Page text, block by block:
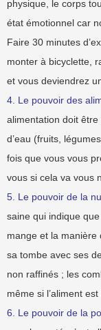
physique, le corps
état émotionnel car
Faire 30 minutes
monter à bicyclette,
et vous deviendrez
4. Le pouvoir des
alimentation doit être
d’eau (fruits,
fois que vous vous
vous si cela va vous
5. Le pouvoir de la
saine qui indique
mange et la
sa tombe avec ses
non raffinés ; les
même si l’aliment est
6. Le pouvoir de la